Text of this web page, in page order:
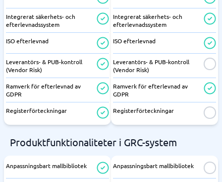
Integrerat säkerhets- och
efterlevnadssystem
ISO efterlevnad
Leverantörs- & PUB-kontroll
(Vendor Risk)
Ramverk för efterlevnad av
GDPR
Registerförteckningar
Integrerat säkerhets- och
efterlevnadssystem
ISO efterlevnad
Leverantörs- & PUB-kontroll
(Vendor Risk)
Ramverk för efterlevnad av
GDPR
Registerförteckningar
Produktfunktionaliteter i GRC-system
Anpassningsbart mallbibliotek Anpassningsbart mallbibliotek